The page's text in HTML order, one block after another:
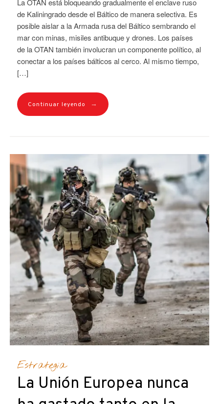
La OTAN está bloqueando gradualmente el enclave ruso
de Kaliningrado desde el Báltico de manera selectiva. Es
posible aislar a la Armada rusa del Báltico sembrando el
mar con minas, misiles antibuque y drones. Los países
de la OTAN también involucran un componente político, al
conectar a los países bálticos al cerco. Al mismo tiempo,
[…]
Continuar leyendo →
Estrategia
La Unión Europea nunca